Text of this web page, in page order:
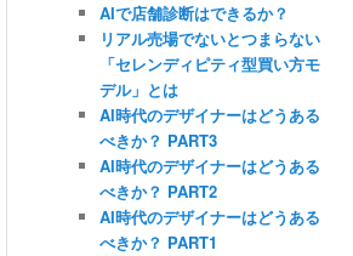
AIで店舗診断はできるか？
リアル売場でないとつまらない
「セレンディピティ型買い方モ
デル」とは
AI時代のデザイナーはどうある
べきか？ PART3
AI時代のデザイナーはどうある
べきか？ PART2
AI時代のデザイナーはどうある
べきか？ PART1